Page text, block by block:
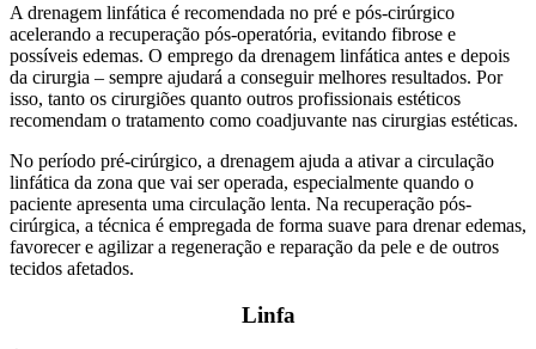
A drenagem linfática é recomendada no pré e pós-cirúrgico
acelerando a recuperação pós-operatória, evitando fibrose e
possíveis edemas. O emprego da drenagem linfática antes e depois
da cirurgia – sempre ajudará a conseguir melhores resultados. Por
isso, tanto os cirurgiões quanto outros profissionais estéticos
recomendam o tratamento como coadjuvante nas cirurgias estéticas.
No período pré-cirúrgico, a drenagem ajuda a ativar a circulação
linfática da zona que vai ser operada, especialmente quando o
paciente apresenta uma circulação lenta. Na recuperação pós-
cirúrgica, a técnica é empregada de forma suave para drenar edemas,
favorecer e agilizar a regeneração e reparação da pele e de outros
tecidos afetados.
Linfa